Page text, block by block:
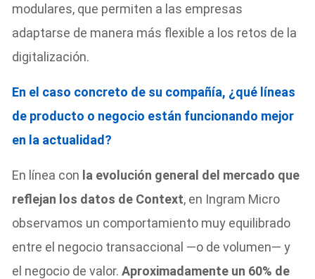
modulares, que permiten a las empresas
adaptarse de manera más flexible a los retos de la
digitalización.
En el caso concreto de su compañía, ¿qué líneas
de producto o negocio están funcionando mejor
en la actualidad?
En línea con la evolución general del mercado que
reflejan los datos de Context, en Ingram Micro
observamos un comportamiento muy equilibrado
entre el negocio transaccional —o de volumen— y
el negocio de valor.Aproximadamente un 60% de